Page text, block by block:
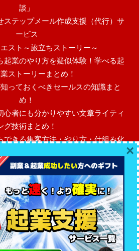
談」
ステップメール作成支援（代行）サ
ービス
スト～旅立ちストーリー～
起業のやり方を疑似体験！学べる起
ストーリーまとめ！
っておくべきセールスの知識まと
め！
心者にも分かりやすい文章ライティ
グ技術まとめ！
できる集客方法・やり方・仕組み化
かりやすい売れる高額商品作成・
作り方まとめ！
起業初心者に必要なビジネスメンタ
マインドまとめ！
FBグループ）「初心者起業レベル
アップ広場」
FAQ～あなたのビジネスの疑問を解
×